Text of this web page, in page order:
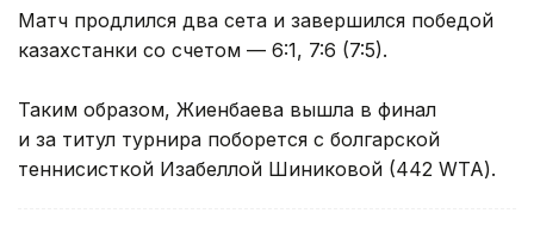
Матч продлился два сета и завершился победой
казахстанки со счетом — 6:1, 7:6 (7:5).
Таким образом, Жиенбаева вышла в финал
и за титул турнира поборется с болгарской
теннисисткой Изабеллой Шиниковой (442 WTA).